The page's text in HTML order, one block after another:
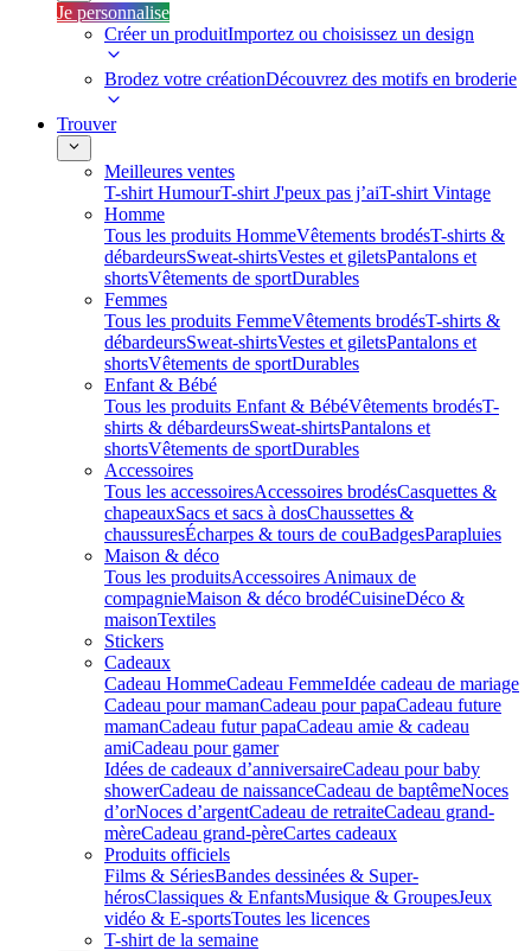
Je personnalise
Créer un produitImportez ou choisissez un design
Brodez votre créationDécouvrez des motifs en broderie
Trouver
Meilleures ventes
T-shirt HumourT-shirt J'peux pas j’aiT-shirt Vintage
Homme
Tous les produits HommeVêtements brodésT-shirts &
débardeursSweat-shirtsVestes et giletsPantalons et
shortsVêtements de sportDurables
Femmes
Tous les produits FemmeVêtements brodésT-shirts &
débardeursSweat-shirtsVestes et giletsPantalons et
shortsVêtements de sportDurables
Enfant & Bébé
Tous les produits Enfant & BébéVêtements brodésT-
shirts & débardeursSweat-shirtsPantalons et
shortsVêtements de sportDurables
Accessoires
Tous les accessoiresAccessoires brodésCasquettes &
chapeauxSacs et sacs à dosChaussettes &
chaussuresÉcharpes & tours de couBadgesParapluies
Maison & déco
Tous les produitsAccessoires Animaux de
compagnieMaison & déco brodéCuisineDéco &
maisonTextiles
Stickers
Cadeaux
Cadeau HommeCadeau FemmeIdée cadeau de mariage​
Cadeau pour mamanCadeau pour papaCadeau future
mamanCadeau futur papaCadeau amie & cadeau
amiCadeau pour gamer
Idées de cadeaux d’anniversaireCadeau pour baby
showerCadeau de naissanceCadeau de baptêmeNoces
d’orNoces d’argentCadeau de retraiteCadeau grand-
mèreCadeau grand-pèreCartes cadeaux
Produits officiels
Films & SériesBandes dessinées & Super-
hérosClassiques & EnfantsMusique & GroupesJeux
vidéo & E-sportsToutes les licences
T-shirt de la semaine